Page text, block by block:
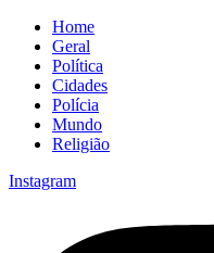
Home
Geral
Política
Cidades
Polícia
Mundo
Religião
Instagram